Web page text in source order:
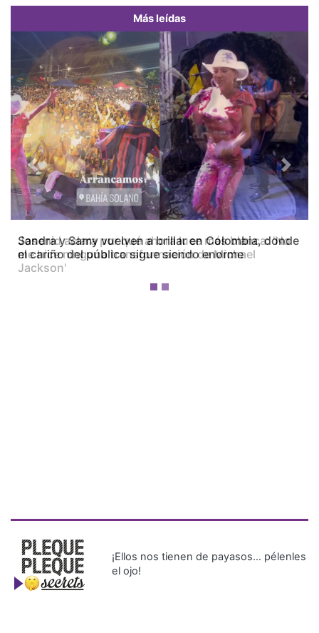
Más leídas
Josenid aclara por qué ahora luce más blanca: 'No
me hice ninguna transformación de Michael
Jackson'
Previous Next
¡Ellos nos tienen de payasos… pélenles
el ojo!